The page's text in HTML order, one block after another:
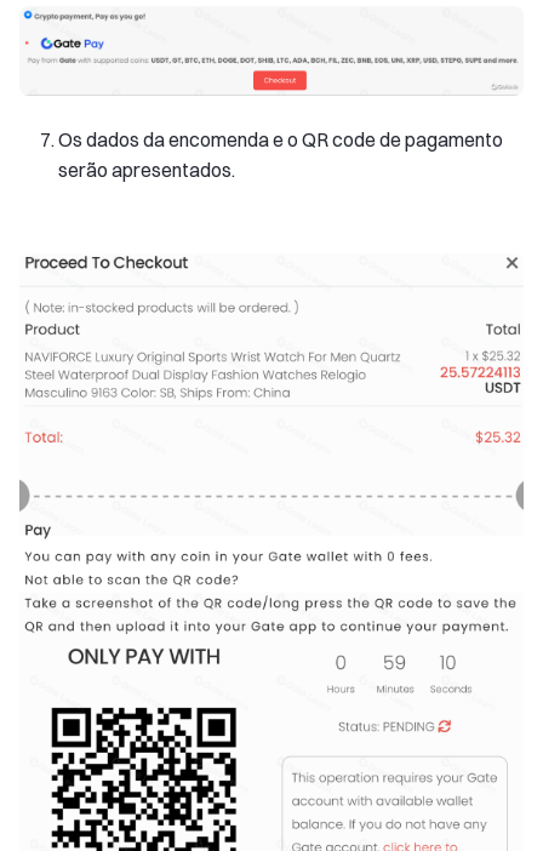
Os dados da encomenda e o QR code de pagamento
serão apresentados.